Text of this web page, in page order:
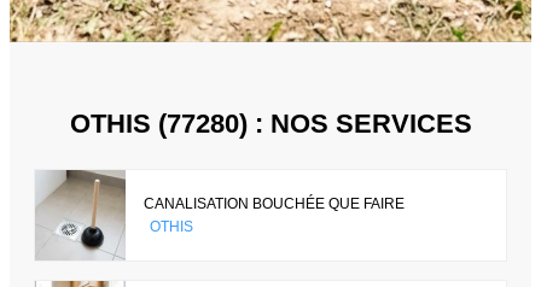
OTHIS (77280) : NOS SERVICES
CANALISATION BOUCHÉE QUE FAIRE
OTHIS